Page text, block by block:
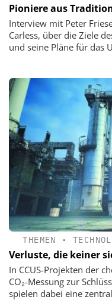
Pioniere aus
Interview mit Peter
Carless, über die Ziele
und seine Pläne für das
THEMEN •
Verluste, die keiner
In CCUS-Projekten der
CO₂-Messung zur
spielen dabei eine